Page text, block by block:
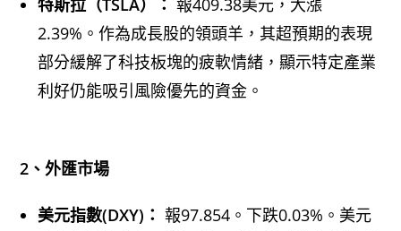
2.39%。作為成長股的領頭羊，其超預期的表現
部分緩解了科技板塊的疲軟情緒，顯示特定產業
利好仍能吸引風險優先的資金。
2、外匯市場
美元指數(DXY)： 報97.854。下跌0.03%。美元